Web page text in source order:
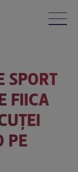
SPORT
FIICA
PE